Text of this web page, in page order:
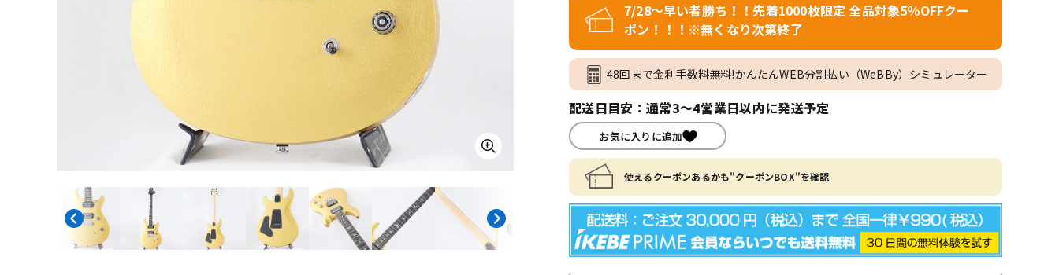
7/28～早い者勝ち！！先着1000枚限定 全品対象5％OFFクー
ポン！！！※無くなり次第終了
48回まで金利手数料無料!かんたんWEB分割払い（WeBBy）シミュレーター
配送日目安：通常3～4営業日以内に発送予定
お気に入りに追加
使えるクーポンあるかも"クーポンBOX"を確認